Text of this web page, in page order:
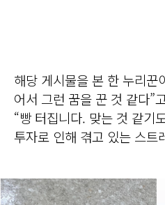
해당 게시물을 본 한 누리꾼
어서 그런 꿈을 꾼 것 같다”
“빵 터집니다. 맞는 것 같기
투자로 인해 겪고 있는 스트